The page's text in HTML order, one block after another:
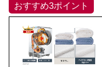
おすすめ3ポイント